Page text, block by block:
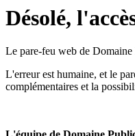
Désolé,
Le pare-feu web de Domaine
L'erreur est humaine, et le
complémentaires et la